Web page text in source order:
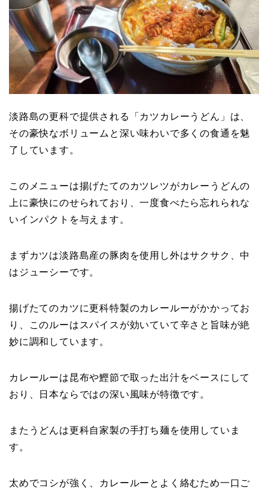
淡路島の更科で提供される「カツカレーうどん」は、
その豪快なボリュームと深い味わいで多くの食通を魅
了しています。
このメニューは揚げたてのカツレツがカレーうどんの
上に豪快にのせられており、一度食べたら忘れられな
いインパクトを与えます。
まずカツは淡路島産の豚肉を使用し外はサクサク、中
はジューシーです。
揚げたてのカツに更科特製のカレールーがかかってお
り、このルーはスパイスが効いていて辛さと旨味が絶
妙に調和しています。
カレールーは昆布や鰹節で取った出汁をベースにして
おり、日本ならではの深い風味が特徴です。
またうどんは更科自家製の手打ち麺を使用していま
す。
太めでコシが強く、カレールーとよく絡むため一口ご